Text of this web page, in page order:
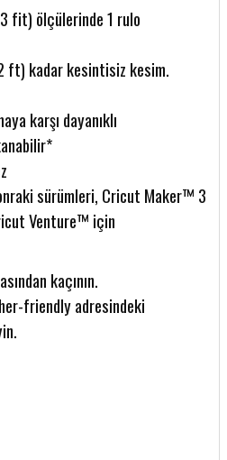
fit) ölçülerinde 1 rulo
ft) kadar kesintisiz kesim.
karşı dayanıklı
sürümleri, Cricut Maker™ 3
Venture™ için
kaçının.
friendly adresindeki